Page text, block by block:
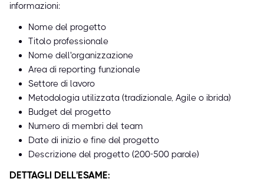
informazioni:
Nome del progetto
Titolo professionale
Nome dell'organizzazione
Area di reporting funzionale
Settore di lavoro
Metodologia utilizzata (tradizionale, Agile o ibrida)
Budget del progetto
Numero di membri del team
Date di inizio e fine del progetto
Descrizione del progetto (200-500 parole)
DETTAGLI DELL'ESAME: